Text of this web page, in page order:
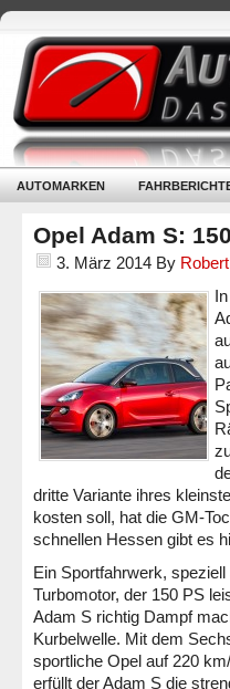
AUTOMARKEN
Opel Adam S:
3. März 2014 By
dritte Variante ihres
kosten soll, hat die GM-
schnellen Hessen gibt es
Ein Sportfahrwerk,
Turbomotor, der 150 PS
Adam S richtig Dampf
Kurbelwelle. Mit dem
sportliche Opel auf 220
erfüllt der Adam S die